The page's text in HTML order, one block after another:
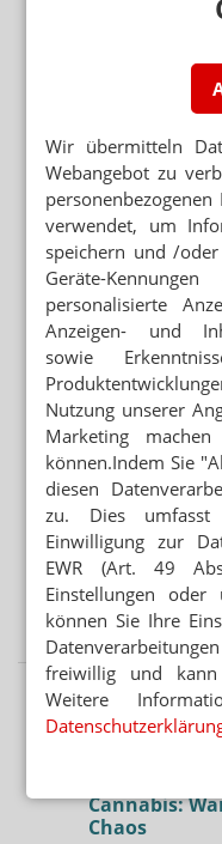
Wir übermitteln
Webangebot zu
personenbezogenen
verwendet, um
speichern und /
Geräte-
personalisierte
Anzeigen- und
sowie
Nutzung unserer
Marketing
können.Indem Sie
diesen
zu. Dies
Einwilligung zur
EWR (Art. 49
Einstellungen oder
können Sie Ihre
freiwillig und
Weitere
Mehr zum
GESETZGEBER
Milliardendeal: P&G
Apotheker: „Wir
Mehr aus
ZELL- UND
Merck: Milliarden-
beflügeln
GENERIKAKONZERNE
Neuer
AUSSICHTEN NOCH
Retatrutid: Lillys
Hoffnungsträger
Cannabis:
Chaos